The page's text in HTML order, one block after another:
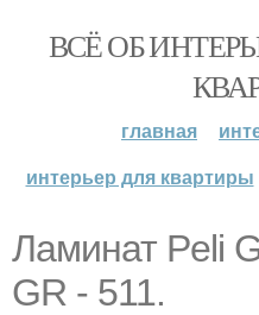
ВСЁ ОБ
главная
интерьер для квартиры
Ламинат Peli
GR - 511.